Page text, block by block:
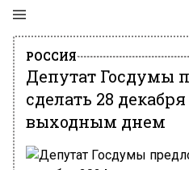
РОССИЯ
Депутат Госдумы
сделать 28 декабря
выходным днем